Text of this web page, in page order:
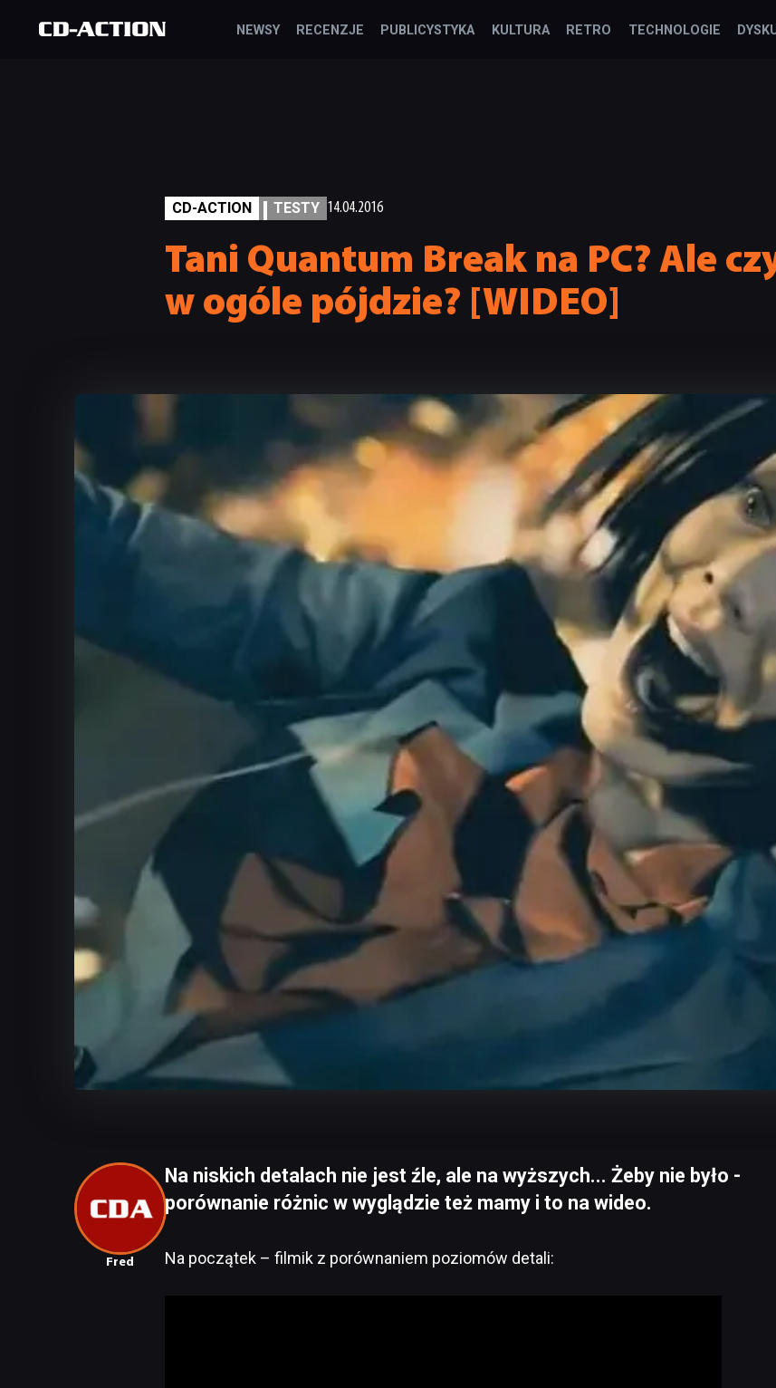
NEWSY RECENZJE PUBLICYSTYKA KULTURA RETRO TECHNOLOGIE
CD-ACTION TESTY 14.04.2016
Tani Quantum Break na PC? Ale
w ogóle pójdzie? [WIDEO]
Fred
Na niskich detalach nie jest źle, ale na wyższych... Żeby nie było -
porównanie różnic w wyglądzie też mamy i to na wideo.
Na początek – filmik z porównaniem poziomów detali: